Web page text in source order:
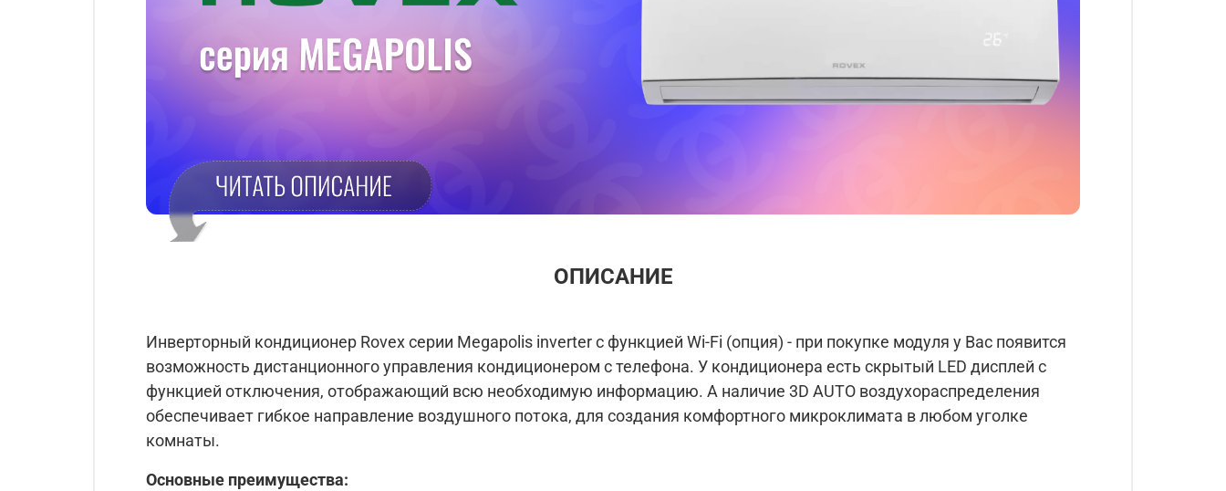
ОПИСАНИЕ
Инверторный кондиционер Rovex серии Megapolis inverter с функцией Wi-Fi (опция) - при покупке модуля у Вас появится
возможность дистанционного управления кондиционером с телефона. У кондиционера есть скрытый LED дисплей с
функцией отключения, отображающий всю необходимую информацию. А наличие 3D AUTO воздухораспределения
обеспечивает гибкое направление воздушного потока, для создания комфортного микроклимата в любом уголке
комнаты.
Основные преимущества: